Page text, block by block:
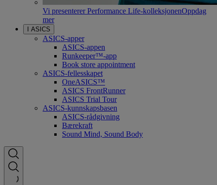
Vi presenterer Performance Life-kolleksjonenOppdag
mer
I ASICS
ASICS-apper
ASICS-appen
Runkeeper™-app
Book store appointment
ASICS-fellesskapet
OneASICS™
ASICS FrontRunner
ASICS Trial Tour
ASICS-kunnskapsbasen
ASICS-rådgivning
Bærekraft
Sound Mind, Sound Body